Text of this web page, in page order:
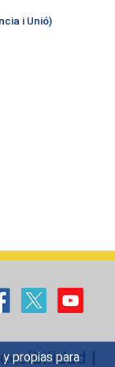
propias para
i Unió)
|